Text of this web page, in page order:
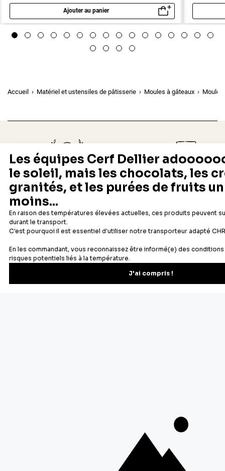
Ajouter au panier
Aperçu rapide
Accueil Matériel et ustensiles de pâtisserie Moules à gâteaux Moules
Depuis 1932
Fabricant français reconnu
Livraison rapide 24/48h
Offerte dès 69 € en point
Newsletter
Recevez les recettes, astuces et offres spéciales.